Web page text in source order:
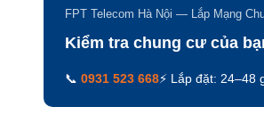
FPT Telecom Hà Nội — Lắp Mạng
Kiểm tra chung cư của
📞 0931 523 668⚡ Lắp đặt: 24–48